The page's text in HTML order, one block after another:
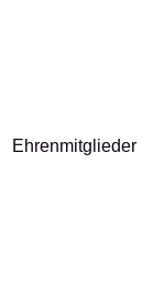
Ehrenmitglieder